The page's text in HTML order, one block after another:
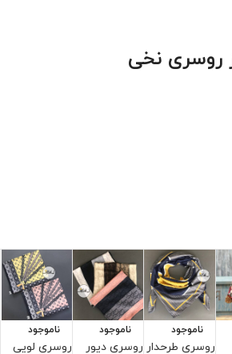
روسری نخی
ناموجود
روسری طرحدار
ناموجود
روسری دیور
ناموجود
روسری لویی